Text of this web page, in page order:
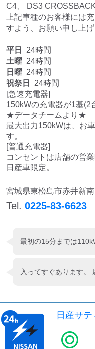
C4、 DS3
上記車種のお客様には
すよう、お願い申し上げ
平日
24時間
土曜 24時間
日曜 24時間
祝祭日
24時間
[急速充電器]
150kWの充電器が1基(2
★データチームより★
最大出力150kWは、お
す。
[普通充電器]
コンセントは店舗の営
日産車限定。
宮城県東松島市赤井新
Tel. 0225-83-6623
日産サ